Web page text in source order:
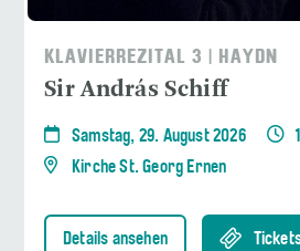
KLAVIERREZITAL 3 | HAYDN
Sir András Schiff
Samstag, 29. August 2026
Kirche St. Georg Ernen
Details ansehen